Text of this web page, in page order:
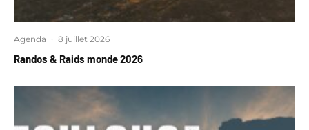
Agenda · 8 juillet 2026
Randos & Raids monde 2026